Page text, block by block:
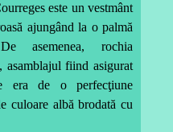
este un vestmânt
ajungând la o palmă
asemenea, rochia
asamblajul fiind asigurat
era de o perfecţiune
culoare albă brodată cu